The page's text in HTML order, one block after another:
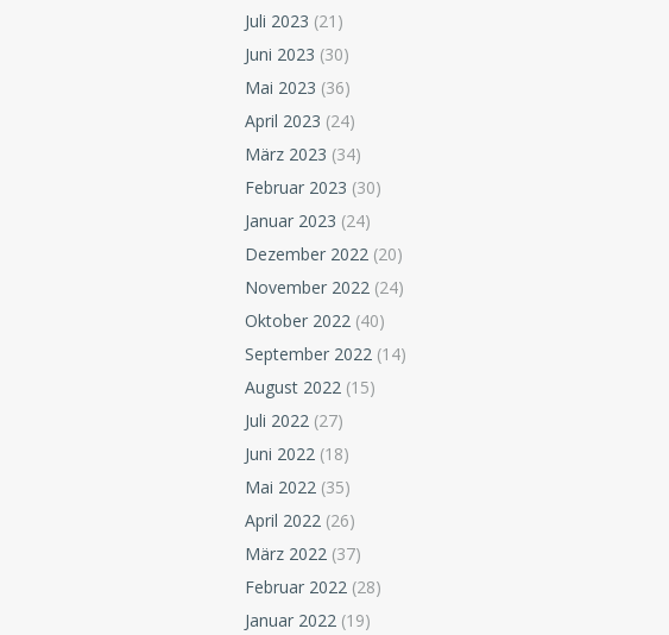
Juli 2023 (21)
Juni 2023 (30)
Mai 2023 (36)
April 2023 (24)
März 2023 (34)
Februar 2023 (30)
Januar 2023 (24)
Dezember 2022 (20)
November 2022 (24)
Oktober 2022 (40)
September 2022 (14)
August 2022 (15)
Juli 2022 (27)
Juni 2022 (18)
Mai 2022 (35)
April 2022 (26)
März 2022 (37)
Februar 2022 (28)
Januar 2022 (19)